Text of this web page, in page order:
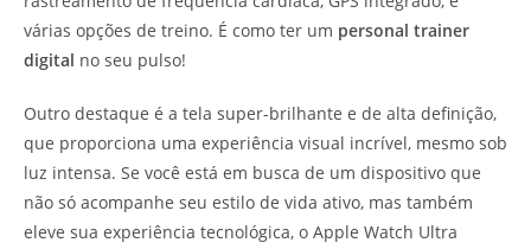
várias opções de treino. É como ter um personal trainer
digital no seu pulso!
Outro destaque é a tela super-brilhante e de alta definição,
que proporciona uma experiência visual incrível, mesmo sob
luz intensa. Se você está em busca de um dispositivo que
não só acompanhe seu estilo de vida ativo, mas também
eleve sua experiência tecnológica, o Apple Watch Ultra